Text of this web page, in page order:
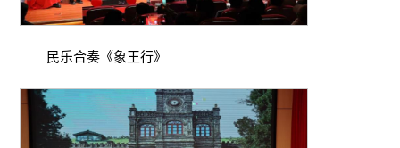
民乐合奏《象王行》